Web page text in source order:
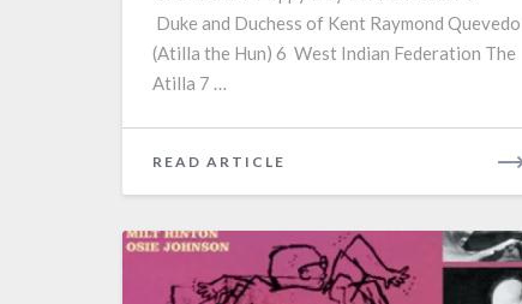
Duke and Duchess of Kent Raymond Quevedo
(Atilla the Hun) 6 West Indian Federation The
Atilla 7 …
READ ARTICLE
MORE